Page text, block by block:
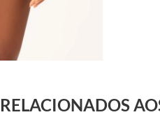
RELACIONADOS